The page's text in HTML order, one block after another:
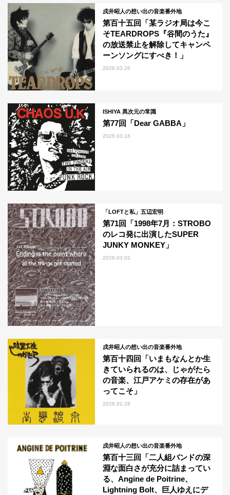
戌井昭人の想い出の音楽番外地
第百十五回「某ラジオ局は今こ
そTEARDROPS『谷間のうた』
の放送禁止を解除してキャンペ
ーンソングにすべき！」
2026.03.26
ISHIYA 異次元の常識
第77回「Dear GABBA」
2026.03.16
「LOFTと私」五辺宏明
第71回「1998年7月：STROBO
のレコ発に出演したSUPER
JUNKY MONKEY」
2026.03.02
戌井昭人の想い出の音楽番外地
第百十四回「いまもなんとか生
きていられるのは、じゃがたら
の音楽、江戸アケミの存在があ
ってこそ」
2026.02.28
戌井昭人の想い出の音楽番外地
第百十三回「二人組バンドの深
淵な面白さが充分に詰まってい
る、Angine de Poitrine、
Lightning Bolt、巨人ゆえにデ